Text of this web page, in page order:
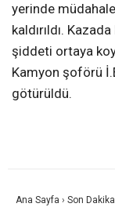
yerinde
kaldırıldı.
şiddeti ortaya
Kamyon şoförü
götürüldü.
Ana Sayfa › Son